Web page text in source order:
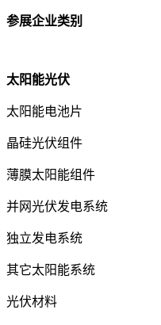
参展企业类别
太阳能光伏
太阳能电池片
晶硅光伏组件
薄膜太阳能组件
并网光伏发电系统
独立发电系统
其它太阳能系统
光伏材料